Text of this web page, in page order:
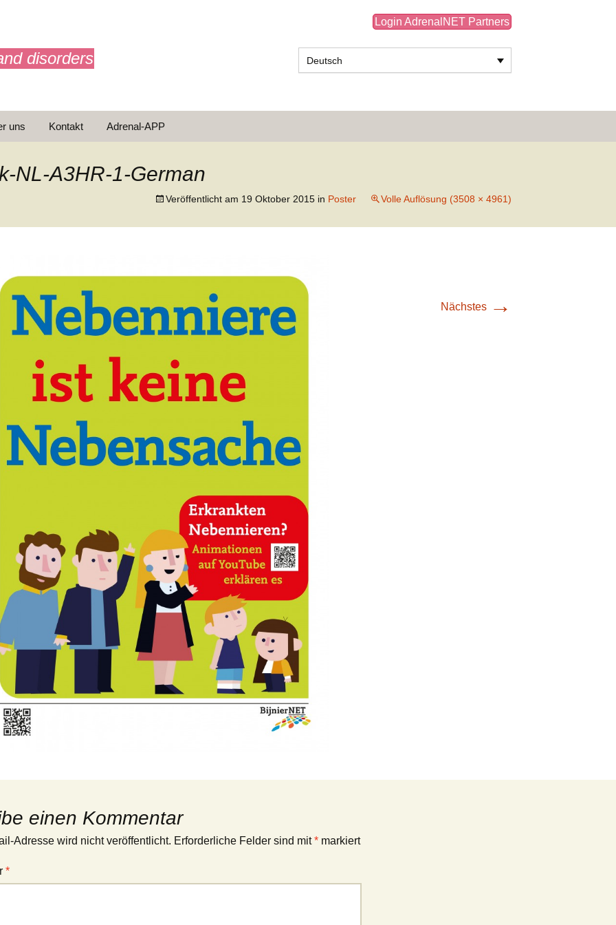
disorders
Login AdrenalNET Partners
Deutsch
uns Kontakt Adrenal-APP
NL-A3HR-1-German
Veröffentlicht am 19 Oktober 2015 in Poster Volle Auflösung (3508 × 4961)
Nächstes →
einen Kommentar
Adresse wird nicht veröffentlicht. Erforderliche Felder sind mit* markiert
*